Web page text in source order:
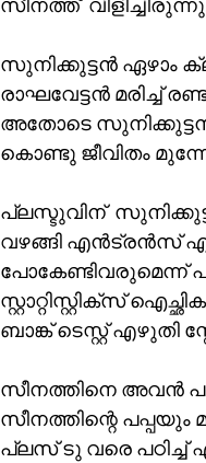
സീനത്ത്
സുനിക്കുട്ടൻ ഏഴാം
രാഘവേട്ടൻ മരിച്ച്
അതോടെ സുനിക്കുട്ടനും
കൊണ്ടു ജീവിതം
പ്ലസ്ടുവിന്
വഴങ്ങി എൻട്രൻസ്
പോകേണ്ടിവരുമെന്ന്
സ്റ്റാറ്റിസ്റ്റിക്‌സ് ഐച്ഛികമായെടുത്ത് ബിരുദവും ബിരുദാനന്തരബിരുദവും ചെയ്തശേഷം
ബാങ്ക് ടെസ്റ്റ് എഴുതി
സീനത്തിനെ അവൻ
സീനത്തിന്റെ
പ്ലസ് ടു വരെ